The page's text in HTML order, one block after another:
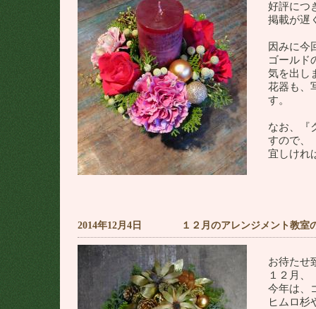
好評につ
掲載が遅
因みに今
ゴールド
気を出し
花器も、
す。
なお、『
すので、
宜しけれ
2014年12月4日 １２月のアレンジメント教室
お待たせ
１２月、
今年は、
ヒムロ杉